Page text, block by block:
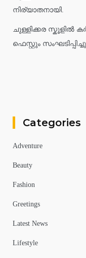
നിര്യാതനായി.
ചുള്ളിക്കര സ്കൂളിൽ
ഫെസ്റ്റും
Categories
Adventure
Beauty
Fashion
Greetings
Latest News
Lifestyle